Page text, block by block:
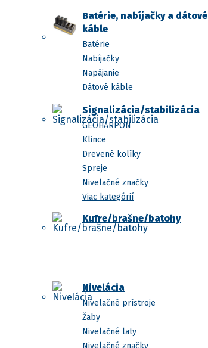
Batérie, nabíjačky a dátové
káble
Batérie
Nabíjačky
Napájanie
Dátové káble
Signalizácia/stabilizácia
GEOHARPON
Klince
Drevené kolíky
Spreje
Nivelačné značky
Viac kategórií
Kufre/brašne/batohy
Nivelácia
Nivelačné prístroje
Žaby
Nivelačné laty
Nivelačné značky